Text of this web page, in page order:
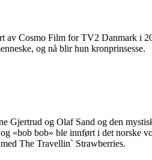
av Cosmo Film for TV2 Danmark i
og nå blir hun kronprinsesse.
Gjertrud og Olaf Sand og den
«bob bob» ble innført i det norske
The Travellin` Strawberries.